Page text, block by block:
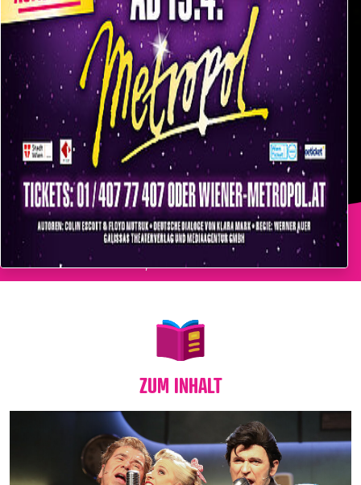
Million Dollar Quartet
ZUM INHALT